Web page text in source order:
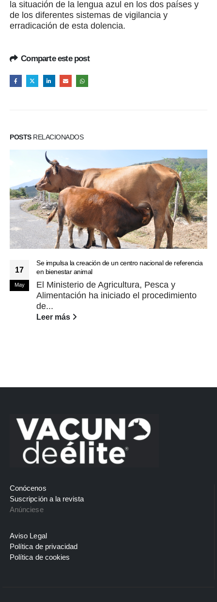
la situación de la lengua azul en los dos países y
de los diferentes sistemas de vigilancia y
erradicación de esta dolencia.
Comparte este post
POSTSRELACIONADOS
17
May
Se impulsa la creación de un centro nacional de referencia
en bienestar animal
El Ministerio de Agricultura, Pesca y
Alimentación ha iniciado el procedimiento
de...
Leer más
Conócenos
Suscripción a la revista
Anúnciese
Aviso Legal
Política de privacidad
Política de cookies